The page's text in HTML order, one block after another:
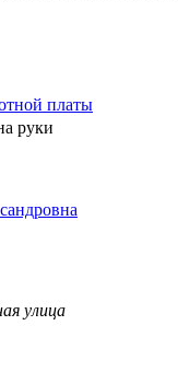
платы
руки
улица